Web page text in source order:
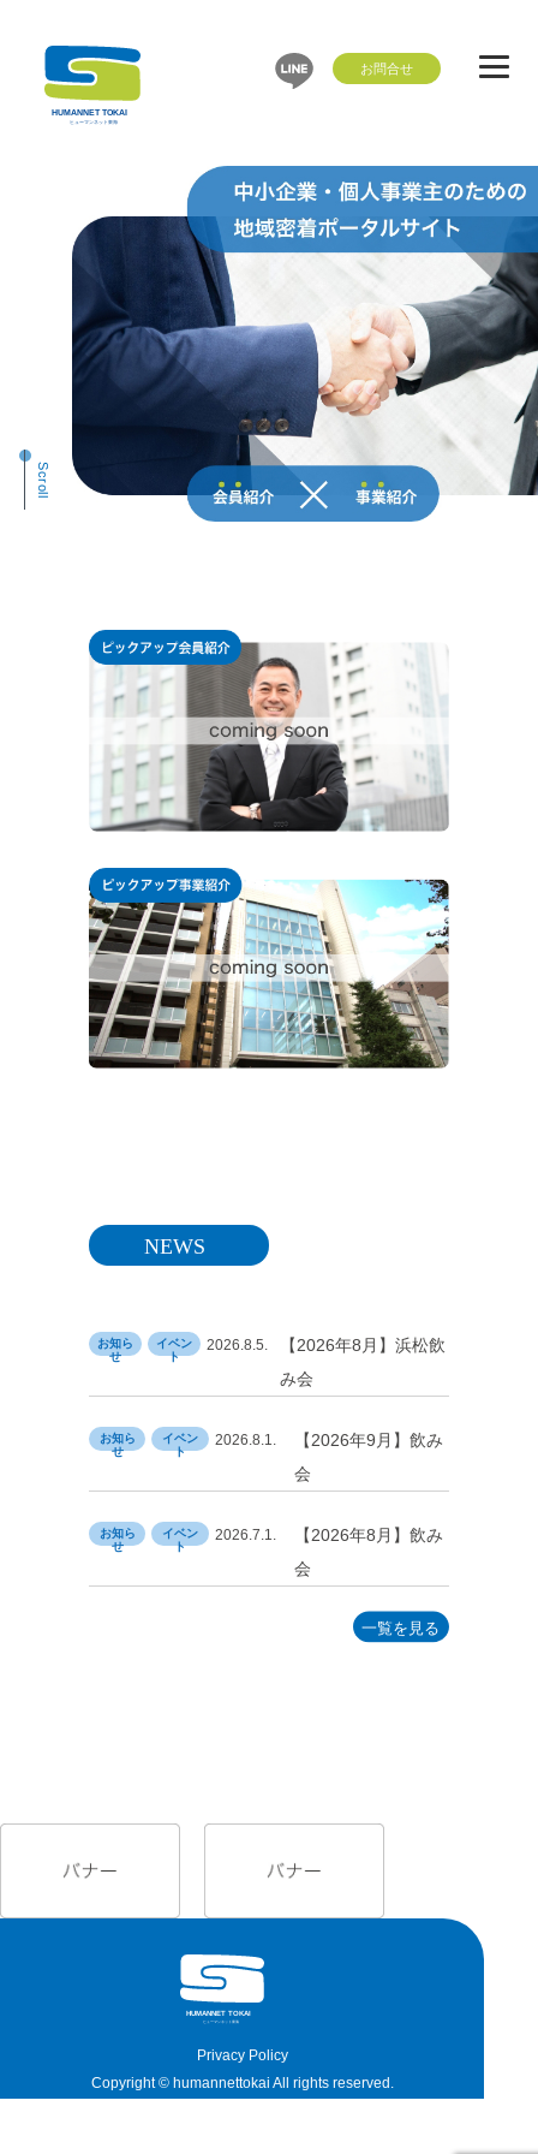
Scroll
お知ら
せ
イベン
ト
2026.8.5.
【2026年8月】浜松飲
み会
お知ら
せ
イベン
ト
2026.8.1.
【2026年9月】飲み
会
お知ら
せ
イベン
ト
2026.7.1.
【2026年8月】飲み
会
Privacy Policy
Copyright © humannettokai All rights reserved.